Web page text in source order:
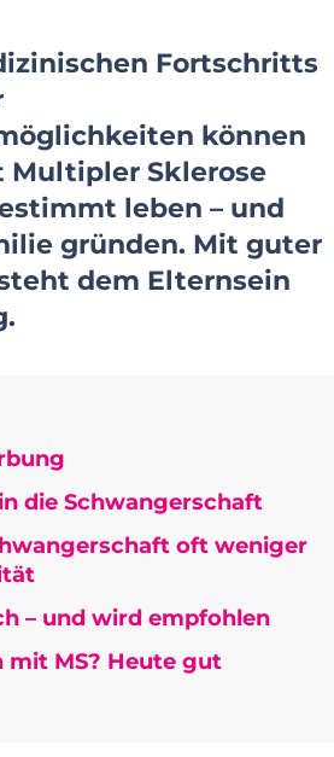
Fortschritts
können
Multipler Sklerose
leben – und
gründen. Mit guter
dem Elternsein
die Schwangerschaft
oft weniger
– und wird empfohlen
mit MS? Heute gut